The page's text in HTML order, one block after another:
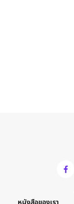
หนังสือของเรา